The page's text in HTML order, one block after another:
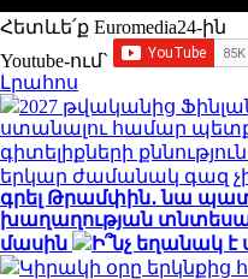
Հետևե՛ք Euromedia24-ին
Youtube-ում`
Լրահոս
2027 թվականից
ստանալու համար պետք
գիտելիքների քննություն
երկար ժամանակ գազ չի
գրել Թրամփին․ նա
խաղաղության
մասին
Ի՞նչ եղանակ
Կիրակի օրը երկնքից